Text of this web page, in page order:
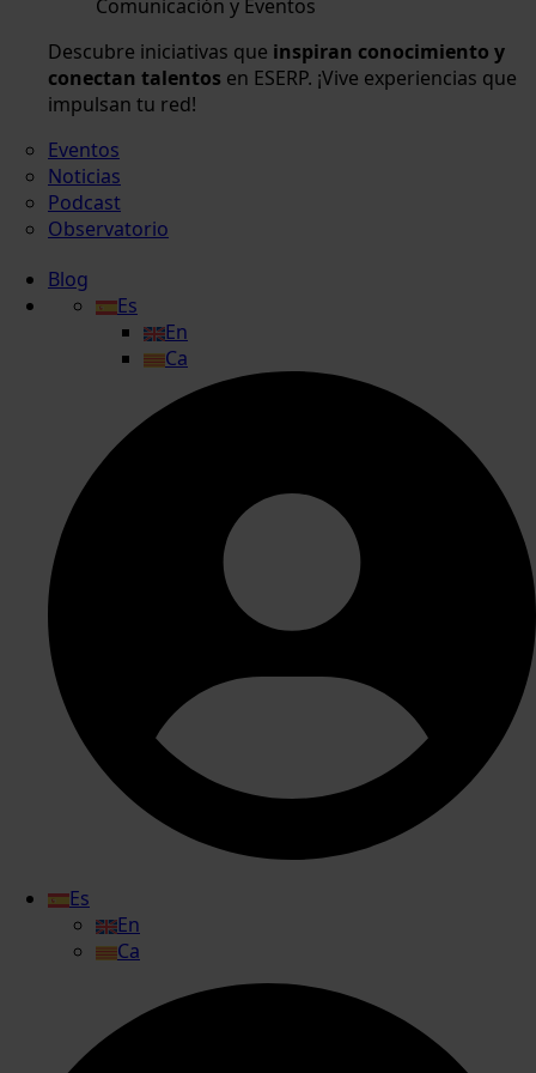
Comunicación y Eventos
Descubre iniciativas que inspiran conocimiento y
conectan talentos en ESERP. ¡Vive experiencias que
impulsan tu red!
Eventos
Noticias
Podcast
Observatorio
Blog
Es
En
Ca
Es
En
Ca